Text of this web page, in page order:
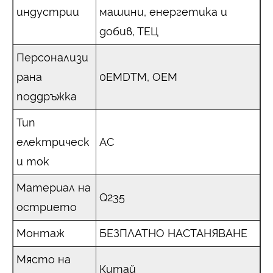
индустрии
машини, енергетика и
добив, ТЕЦ
Персонализи
рана
поддръжка
0EMDTM, OEM
Тип
електрическ
и ток
AC
Материал на
острието
Q235
Монтаж БЕЗПЛАТНО НАСТАНЯВАНЕ
Място на
Китай